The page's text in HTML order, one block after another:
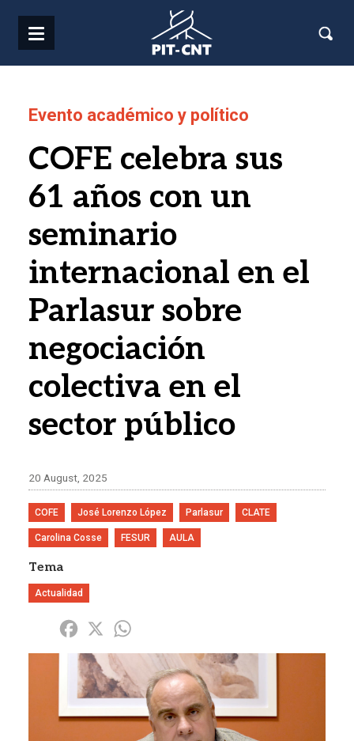
Evento académico y político
COFE celebra sus
61 años con un
seminario
internacional en el
Parlasur sobre
negociación
colectiva en el
sector público
20 August, 2025
COFE José Lorenzo López Parlasur CLATE
Carolina Cosse FESUR AULA
Tema
Actualidad
Share Facebook
X
Imagen